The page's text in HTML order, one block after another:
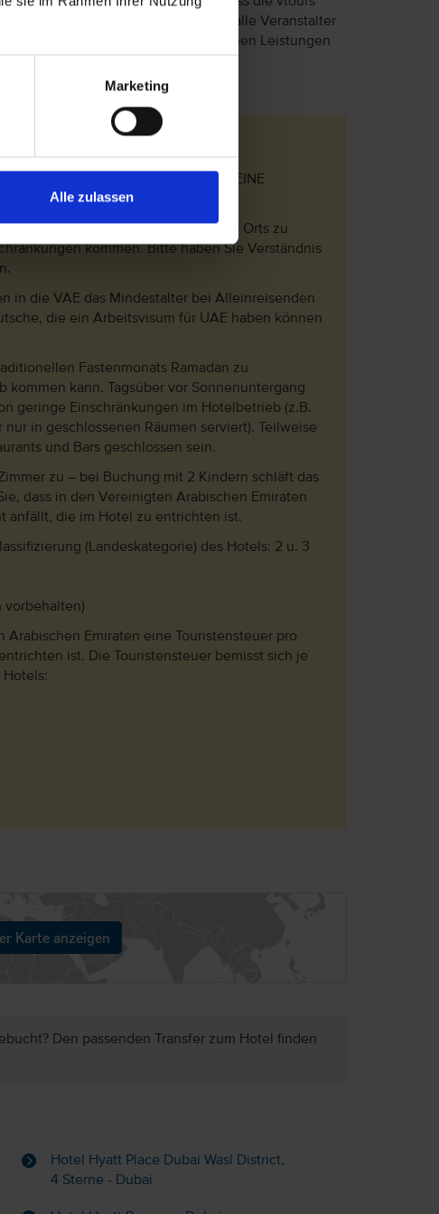
Marketing
Alle zulassen
möglich, dass in Einzelfällen nicht alle Veranstalter
Unterschiede in den beschriebenen Leistungen
0 - 4 Uhr nachts erfolgt, wird KEINE
viel gebaut. Deshalb kann es vieler Orts zu
kommen. Bitte haben Sie Verständnis
in die VAE das Mindestalter bei Alleinreisenden
die ein Arbeitsvisum für UAE haben können
Fastenmonats Ramadan zu
kann. Tagsüber vor Sonnenuntergang
geringe Einschränkungen im Hotelbetrieb (z.B.
in geschlossenen Räumen serviert). Teilweise
und Bars geschlossen sein.
zu – bei Buchung mit 2 Kindern schläft das
dass in den Vereinigten Arabischen Emiraten
anfällt, die im Hotel zu entrichten ist.
(Landeskategorie) des Hotels: 2 u. 3
vorbehalten)
Emiraten eine Touristensteuer pro
ist. Die Touristensteuer bemisst sich je
Hotels:
Karte anzeigen
Den passenden Transfer zum Hotel finden
Hotel Hyatt Place Dubai Wasl District,
4 Sterne - Dubai